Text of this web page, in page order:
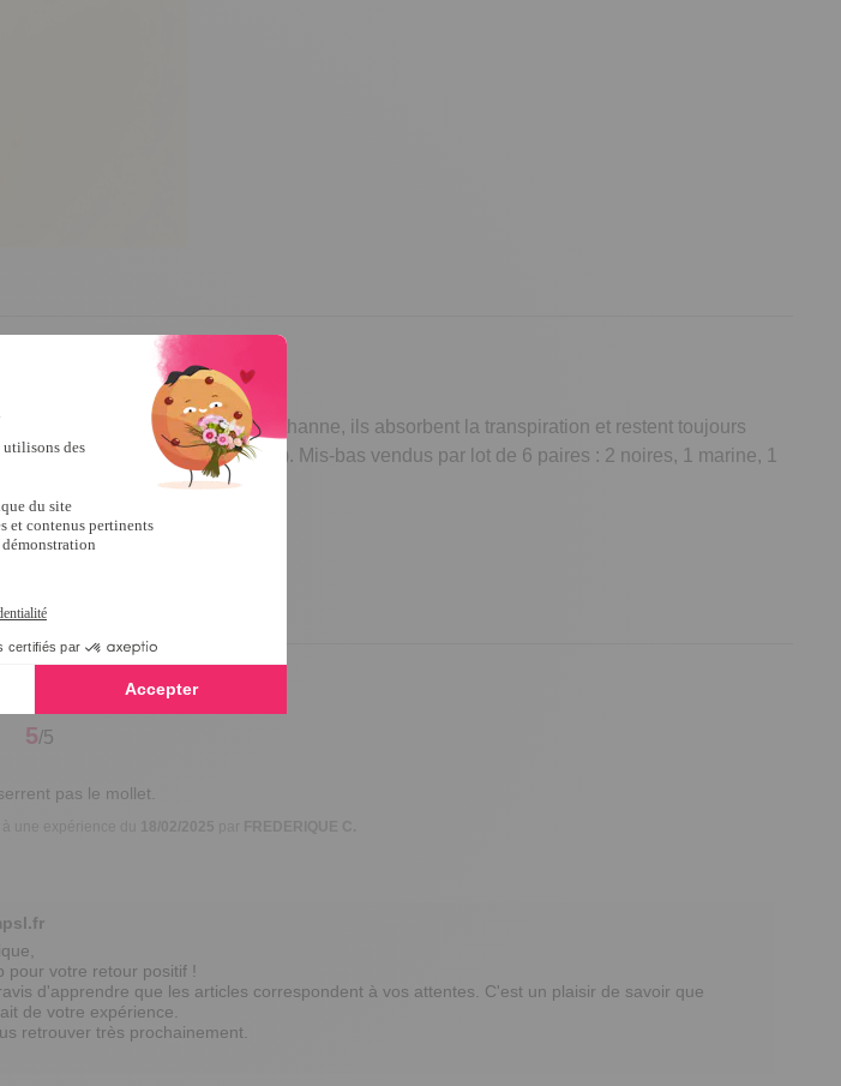
En 97% coton et 3% élasthanne, ils absorbent la transpiration et restent toujours
lavable en machine (30°). Mis-bas vendus par lot de 6 paires : 2 noires, 1 marine, 1
5/5
pas le mollet.
18/02/2025
pour votre retour positif !
d'apprendre que les articles correspondent à vos attentes. C'est un plaisir de savoir que
de votre expérience.
retrouver très prochainement.